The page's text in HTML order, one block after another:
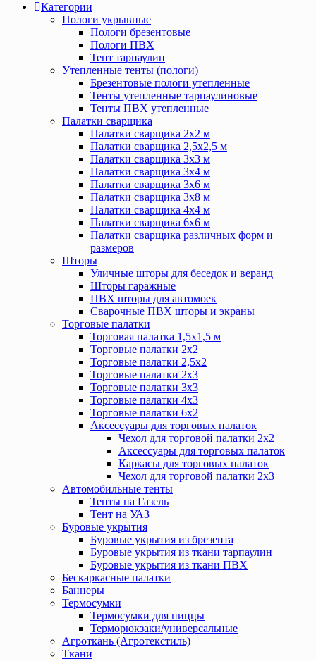
Категории
Пологи укрывные
Пологи брезентовые
Пологи ПВХ
Тент тарпаулин
Утепленные тенты (пологи)
Брезентовые пологи утепленные
Тенты утепленные тарпаулиновые
Тенты ПВХ утепленные
Палатки сварщика
Палатки сварщика 2х2 м
Палатки сварщика 2,5х2,5 м
Палатки сварщика 3х3 м
Палатки сварщика 3х4 м
Палатки сварщика 3х6 м
Палатки сварщика 3х8 м
Палатки сварщика 4х4 м
Палатки сварщика 6х6 м
Палатки сварщика различных форм и
размеров
Шторы
Уличные шторы для беседок и веранд
Шторы гаражные
ПВХ шторы для автомоек
Сварочные ПВХ шторы и экраны
Торговые палатки
Торговая палатка 1,5х1,5 м
Торговые палатки 2х2
Торговые палатки 2,5х2
Торговые палатки 2х3
Торговые палатки 3х3
Торговые палатки 4х3
Торговые палатки 6х2
Аксессуары для торговых палаток
Чехол для торговой палатки 2х2
Аксессуары для торговых палаток
Каркасы для торговых палаток
Чехол для торговой палатки 2х3
Автомобильные тенты
Тенты на Газель
Тент на УАЗ
Буровые укрытия
Буровые укрытия из брезента
Буровые укрытия из ткани тарпаулин
Буровые укрытия из ткани ПВХ
Бескаркасные палатки
Баннеры
Термосумки
Термосумки для пиццы
Терморюкзаки/универсальные
Агроткань (Агротекстиль)
Ткани